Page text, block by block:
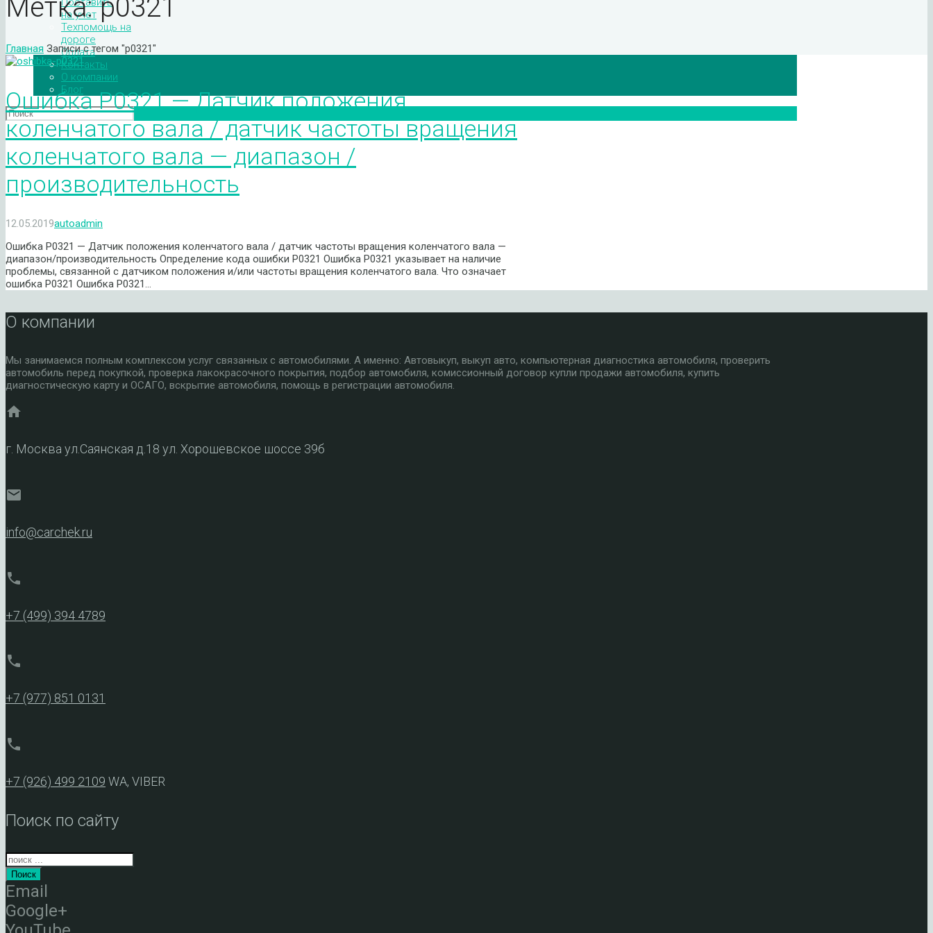
на учет
Техпомощь на
дороге
Оплата
Контакты
О компании
Блог
Метка:р0321
Главная Записи с тегом "р0321"
Ошибка P0321 — Датчик положения
коленчатого вала / датчик частоты вращения
коленчатого вала — диапазон /
производительность
12.05.2019autoadmin
Ошибка P0321 — Датчик положения коленчатого вала / датчик частоты вращения коленчатого вала —
диапазон/производительность Определение кода ошибки P0321 Ошибка P0321 указывает на наличие
проблемы, связанной с датчиком положения и/или частоты вращения коленчатого вала. Что означает
ошибка P0321 Ошибка P0321…
О компании
Мы занимаемся полным комплексом услуг связанных с автомобилями. А именно: Автовыкуп, выкуп авто, компьютерная диагностика автомобиля, проверить
автомобиль перед покупкой, проверка лакокрасочного покрытия, подбор автомобиля, комиссионный договор купли продажи автомобиля, купить
диагностическую карту и ОСАГО, вскрытие автомобиля, помощь в регистрации автомобиля.
home
г. Москва ул.Саянская д.18 ул. Хорошевское шоссе 39б
mail
info@carchek.ru
phone
+7 (499) 394 4789
phone
+7 (977) 851 0131
phone
+7 (926) 499 2109 WA, VIBER
Поиск по сайту
Поиск
Email
Google+